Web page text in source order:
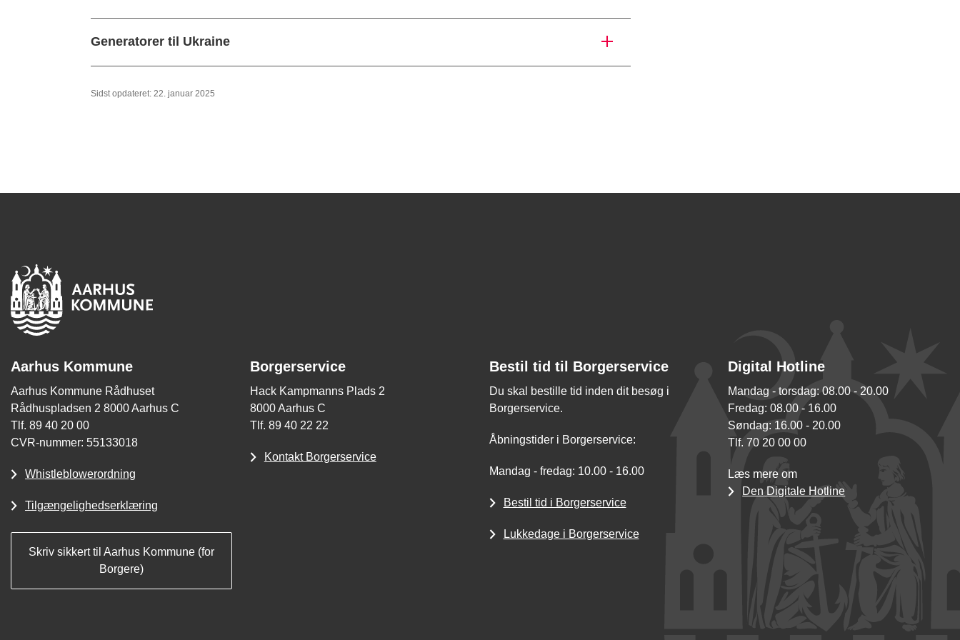
Generatorer til Ukraine
Sidst opdateret: 22. januar 2025
Aarhus Kommune
Aarhus Kommune Rådhuset
Rådhuspladsen 2 8000 Aarhus C
Tlf. 89 40 20 00
CVR-nummer: 55133018
Whistleblowerordning
Tilgængelighedserklæring
Skriv sikkert til Aarhus Kommune (for
Borgere)
Borgerservice
Hack Kampmanns Plads 2
8000 Aarhus C
Tlf. 89 40 22 22
Kontakt Borgerservice
Bestil tid til Borgerservice
Du skal bestille tid inden dit besøg i
Borgerservice.
Åbningstider i Borgerservice:
Mandag - fredag: 10.00 - 16.00
Bestil tid i Borgerservice
Lukkedage i Borgerservice
Digital Hotline
Mandag - torsdag: 08.00 - 20.00
Fredag: 08.00 - 16.00
Søndag: 16.00 - 20.00
Tlf. 70 20 00 00
Læs mere om
Den Digitale Hotline